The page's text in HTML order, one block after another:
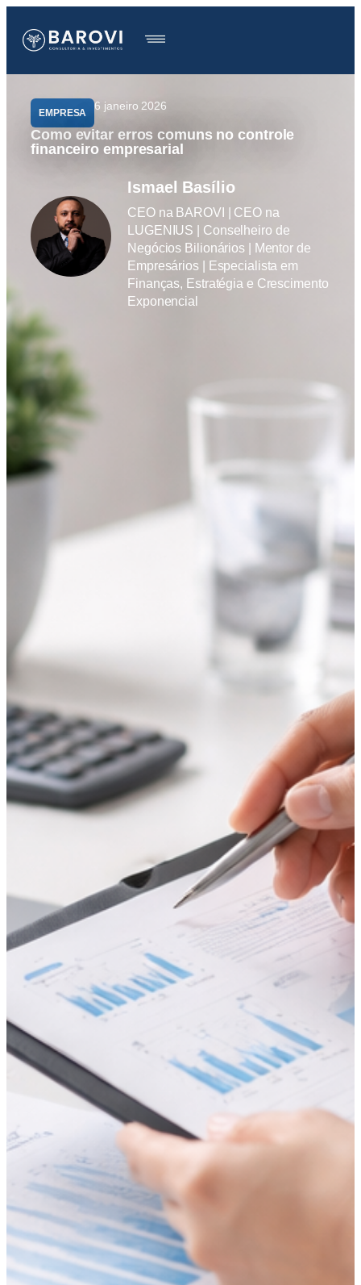
EMPRESA
6 janeiro 2026
Como evitar erros comuns no controle
financeiro empresarial
Ismael Basílio
CEO na BAROVI | CEO na
LUGENIUS | Conselheiro de
Negócios Bilionários | Mentor de
Empresários | Especialista em
Finanças, Estratégia e Crescimento
Exponencial